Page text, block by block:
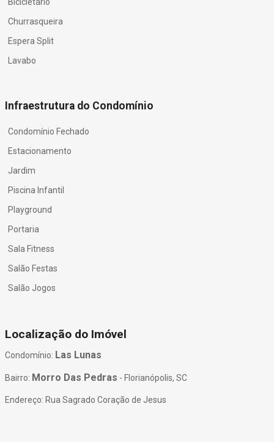
Churrasqueira
Espera Split
Lavabo
Infraestrutura do Condomínio
Condomínio Fechado
Estacionamento
Jardim
Piscina Infantil
Playground
Portaria
Sala Fitness
Salão Festas
Salão Jogos
Localização do Imóvel
Condomínio: Las Lunas
Bairro: Morro Das Pedras - Florianópolis, SC
Endereço: Rua Sagrado Coração de Jesus